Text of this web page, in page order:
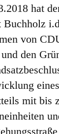
hat
Buchholz
von
den
mit bis